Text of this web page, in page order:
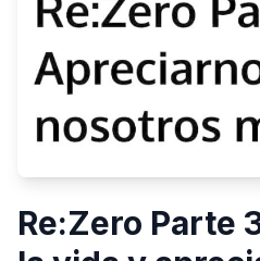
Re:Zero Parte